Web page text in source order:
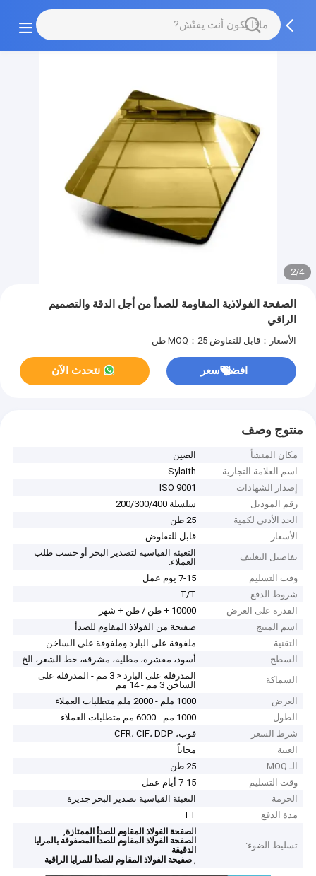
2/4
الصفحة الفولاذية المقاومة للصدأ من أجل الدقة والتصميم
الراقي
الأسعار：قابل للتفاوض MOQ：25 طن
افضل سعر نتحدث الآن
منتوج وصف
مكان المنشأ
الصين
اسم العلامة التجارية
Sylaith
إصدار الشهادات
ISO 9001
رقم الموديل
سلسلة 200/300/400
الحد الأدنى لكمية
25 طن
الأسعار
قابل للتفاوض
تفاصيل التغليف
التعبئة القياسية لتصدير البحر أو حسب طلب
العملاء.
وقت التسليم
7-15 يوم عمل
شروط الدفع
T/T
القدرة على العرض
10000 + طن / طن + شهر
اسم المنتج
صفيحة من الفولاذ المقاوم للصدأ
التقنية
ملفوفة على البارد وملفوفة على الساخن
السطح
أسود، مقشرة، مطلية، مشرقة، خط الشعر، الخ
السماكة
المدرفلة على البارد < 3 مم - المدرفلة على
الساخن 3 مم - 14 مم
العرض
1000 ملم - 2000 ملم متطلبات العملاء
الطول
1000 مم - 6000 مم متطلبات العملاء
شرط السعر
فوب، CFR، CIF، DDP
العينة
مجاناً
الـ MOQ
25 طن
وقت التسليم
7-15 أيام عمل
الحزمة
التعبئة القياسية تصدير البحر جديرة
مدة الدفع
TT
تسليط الضوء:
الصفحة الفولاذ المقاوم للصدأ الممتازة,
الصفحة الفولاذ المقاوم للصدأ المصفوفة بالمرايا
الدقيقة
,صفيحة الفولاذ المقاوم للصدأ للمرايا الراقية